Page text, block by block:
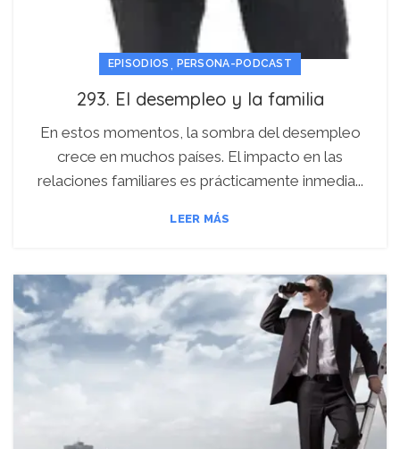
EPISODIOS , PERSONA-PODCAST
293. El desempleo y la familia
En estos momentos, la sombra del desempleo
crece en muchos países. El impacto en las
relaciones familiares es prácticamente inmedia...
LEER MÁS